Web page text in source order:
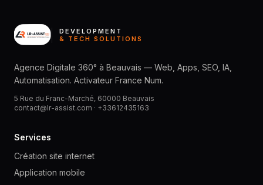
DEVELOPMENT
& TECH SOLUTIONS
Agence Digitale 360° à Beauvais — Web, Apps, SEO, IA,
Automatisation. Activateur France Num.
5 Rue du Franc-Marché, 60000 Beauvais
contact@lr-assist.com · +33612435163
Services
Création site internet
Application mobile